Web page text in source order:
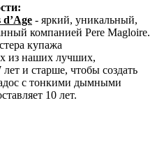
- яркий, уникальный,
компанией Pere Magloire.
купажа
из наших лучших,
и старше, чтобы создать
с тонкими дымными
10 лет.